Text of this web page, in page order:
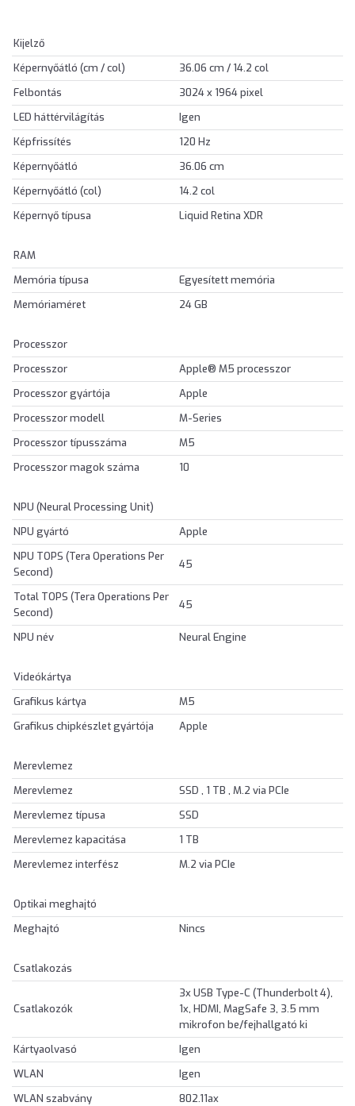
Kijelző
Képernyőátló (cm / col)
36.06 cm / 14.2 col
Felbontás
3024 x 1964 pixel
LED háttérvilágítás
Igen
Képfrissítés
120 Hz
Képernyőátló
36.06 cm
Képernyőátló (col)
14.2 col
Képernyő típusa
Liquid Retina XDR
RAM
Memória típusa
Egyesített memória
Memóriaméret
24 GB
Processzor
Processzor
Apple® M5 processzor
Processzor gyártója
Apple
Processzor modell
M-Series
Processzor típusszáma
M5
Processzor magok száma
10
NPU (Neural Processing Unit)
NPU gyártó
Apple
NPU TOPS (Tera Operations Per
Second)
45
Total TOPS (Tera Operations Per
Second)
45
NPU név Neural Engine
Videókártya
Grafikus kártya
M5
Grafikus chipkészlet gyártója
Apple
Merevlemez
Merevlemez
SSD , 1 TB , M.2 via PCIe
Merevlemez típusa
SSD
Merevlemez kapacitása
1 TB
Merevlemez interfész
M.2 via PCIe
Optikai meghajtó
Meghajtó
Nincs
Csatlakozás
Csatlakozók
3x USB Type-C (Thunderbolt 4),
1x, HDMI, MagSafe 3, 3.5 mm
mikrofon be/fejhallgató ki
Kártyaolvasó
Igen
WLAN
Igen
WLAN szabvány
802.11ax